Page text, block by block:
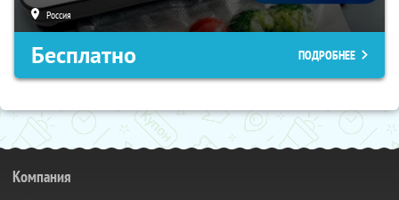
Россия
Бесплатно ПОДРОБНЕЕ
Компания